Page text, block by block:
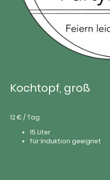
Kochtopf, groß
12 € / Tag
15 Liter
für Induktion geeignet